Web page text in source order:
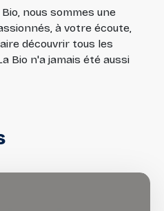
nous sommes une
à votre écoute,
découvrir tous les
Bio n'a jamais été aussi